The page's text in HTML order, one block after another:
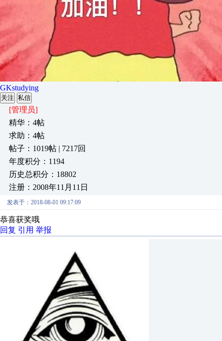
GKstudying
关注 私信
[管理员]
精华：4帖
求助：4帖
帖子：1019帖 | 7217回
年度积分：1194
历史总积分：18802
注册：2008年11月11日
发表于：2018-08-01 09:17:09
恭喜获奖哦
回复 引用 举报